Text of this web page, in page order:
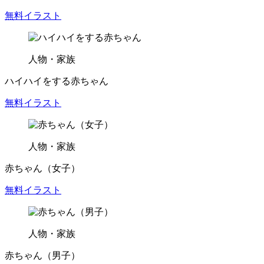
無料イラスト
人物・ 家族
ハイハイをする赤ちゃん
無料イラスト
人物・ 家族
赤ちゃん（女子）
無料イラスト
人物・ 家族
赤ちゃん（男子）